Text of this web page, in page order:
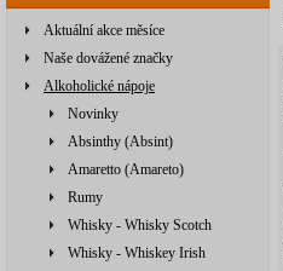
Aktuální akce měsíce
Naše dovážené značky
Alkoholické nápoje
Novinky
Absinthy (Absint)
Amaretto (Amareto)
Rumy
Whisky - Whisky Scotch
Whisky - Whiskey Irish